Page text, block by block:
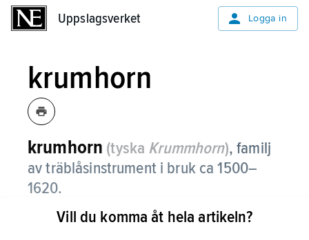
Uppslagsverket Logga in
krumhorn
krumhorn (tyska Krummhorn), familj
av träblåsinstrument i bruk ca 1500–
1620.
Den karakteristiska nasala tonen bildas
Vill du komma åt hela artikeln?